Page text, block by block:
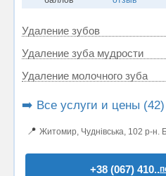
Удаление зубов
Удаление зуба мудрости
Удаление молочного зуба
➡️ Все услуги и цены (42)
📍 Житомир, Чуднівська, 102 р-н.
+38 (067) 410..